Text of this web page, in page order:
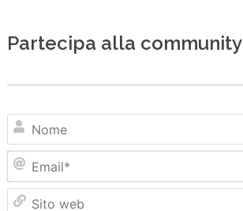
Partecipa alla community